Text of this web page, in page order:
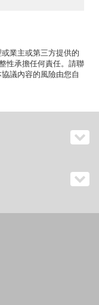
業主或第三方提供的
性承擔任何責任。請聯
議內容的風險由您自